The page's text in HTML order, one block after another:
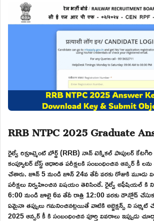
RRB NTPC 2025 Graduate
రైల్వే రిక్రూట్మెంట్ బోర్డ్ (RRB) నాన్ టెక్నికల్ పాపులర్
కంప్యూటర్ బేస్డ్ ఆధారిత పరీక్షలకి సంబంధించిన ఆన్సర్ కీ
చేశారు. జూన్ 5 నుండి జూన్ 24వ తేదీ వరకు రోజుకి మూడు
పరీక్షలు నిర్వహించిన విషయం తెలిసిందే. రైల్వే అఫీషియల్ కి
6:00 నుండి జూలై 6వ తేదీ రాత్రి 12:00 వరకు డౌన్లోడ్
ఏమైనా తప్పులు గమనించినట్లయితే వాటికి అబ్జెక్షన్స్ ని సబ్మిట్
2025 ఆన్సర్ కీ కి సంబంధించిన పూర్తి వివరాలు ఇప్పుడు